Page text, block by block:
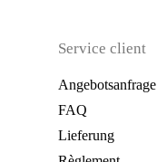
Service client
Angebotsanfrage
FAQ
Lieferung